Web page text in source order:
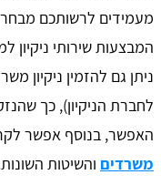
מעמידים לרשותכם מבחר
המבצעות שירותי
ניתן גם להזמין ניקיון
לחברת הניקיון), כך
האפשר, בנוסף אפשר
משרדים והשיטות